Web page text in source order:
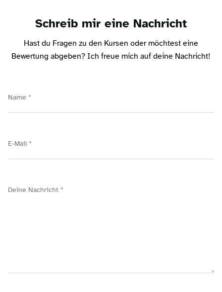
Schreib mir eine Nachricht
Hast du Fragen zu den Kursen oder möchtest eine
Bewertung abgeben? Ich freue mich auf deine Nachricht!
Name *
E-Mail *
Deine Nachricht *